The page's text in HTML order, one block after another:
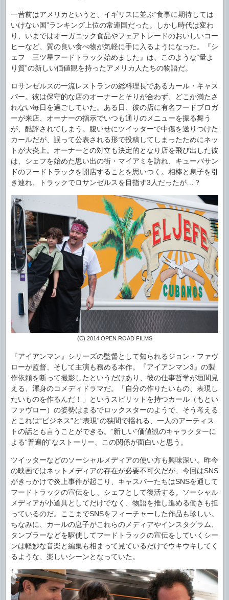
一昔前はアメリカというと、イギリスに並ぶ“食事に期待しては
いけない国”ランキング上位の常連国だった。しかし時代は変わ
り、いまではオーガニック食品やフェアトレードのおいしいコー
ヒーなど、質の良い食べ物が気軽に手に入るようになった。『シ
ェフ 三ツ星フードトラック始めました』は、このような“量よ
り質”の新しい価値観を持ったアメリカ人たちの物語だ。
ロサンゼルスの一流レストランの総料理長であるカール・キャス
パー。彼は保守的な店のオーナーとそりが合わず、どこか満たさ
れない毎日を過ごしていた。ある日、彼の店に有名フードブロガ
ーが来店、オーナーの指示でいつも通りのメニューを振る舞う
が、酷評されてしまう。腹いせにツイッターで中傷を送りつけた
カールだが、誤って公表される形で投稿してしまったためにネッ
トが大炎上。オーナーとの対立も決定的となり店を飛び出した彼
は、シェフを始めた思い出の街・マイアミを訪れ、キューバサン
ドのフードトラックを開店することを思いつく。相棒と息子を引
き連れ、トラックでロサンゼルスを目指す3人だったが…？
(C) 2014 OPEN ROAD FILMS
『アイアンマン』シリーズの監督として知られるジョン・ファヴ
ローが監督、そして主演も務める本作。『アイアンマン3』の製
作依頼を断って撮影したというだけあり、彼の仕事哲学が垣間見
える、渾身のコメディドラマだ。「自分の作りたいもの、表現し
たいものを作るんだ！」というスピリットを持つカール（もとい
ファヴロー）の姿勢はまるでロックスターのようで、そう考える
とこれは“ビジネス”と“表現”の狭間で揺れる、一人のアーティス
トの話とも言うことができる。“新しい”価値観のキャラクターに
よる“普遍的”なストーリー、この関係が面白いと思う。
ツイッターなどのソーシャルメディアの使い方も興味深い。昨今
の映画ではネットメディアの存在が必要不可欠だが、今回はSNS
がきっかけで炎上事件が起こり、キャスパーたちはSNSを通して
フードトラックの宣伝をし、シェフとして復活する。ソーシャル
メディアが小道具としてだけでなく、物語を推し進める働きも担
っているのだ。ここまでSNSをフィーチャーした作品も珍しい。
ちなみに、カールの息子がこれらのメディアやインスタグラム、
タンブラーなどを駆使してフードトラックの宣伝をしていくシー
ンは軽妙な音楽と編集も相まって見ているだけでウキウキしてく
るような、楽しいシーンとなっていた。